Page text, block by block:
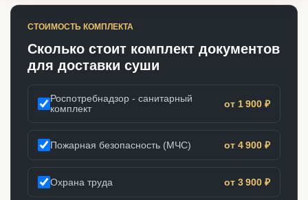
СТОИМОСТЬ КОМПЛЕКТА
Сколько стоит комплект документов
для доставки суши
Роспотребнадзор - санитарный
комплект
от 1 900 ₽
Пожарная безопасность (МЧС) от 4 900 ₽
Охрана труда от 3 900 ₽